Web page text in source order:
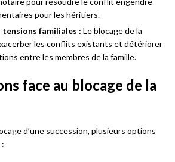
pour les héritiers.
tensions familiales : Le blocage de la
les conflits existants et détériorer
entre les membres de la famille.
face au blocage de la
d’une succession, plusieurs options